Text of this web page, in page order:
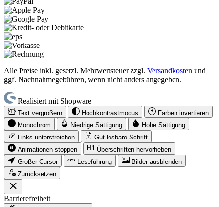
Alle Preise inkl. gesetzl. Mehrwertsteuer zzgl. Versandkosten und
ggf. Nachnahmegebühren, wenn nicht anders angegeben.
Realisiert mit Shopware
Text vergrößern Hochkontrastmodus
Farben invertieren
Monochrom
Niedrige Sättigung
Hohe Sättigung
Links unterstreichen
Gut lesbare Schrift
Animationen stoppen
Überschriften hervorheben
Großer Cursor
Leseführung
Bilder ausblenden
Zurücksetzen
Barrierefreiheit